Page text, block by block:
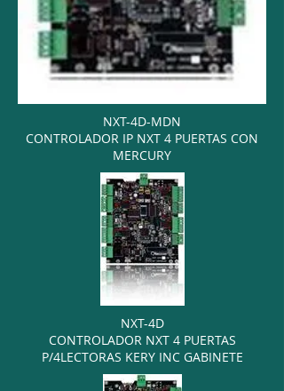
NXT-4D
CONTROLADOR NXT 4 PUERTAS
P/4LECTORAS KERY INC GABINETE
NXT-4D-MDN
CONTROLADOR IP NXT 4 PUERTAS CON
MERCURY